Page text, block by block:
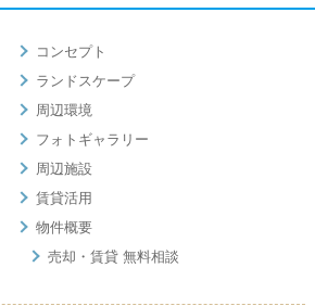
コンセプト
ランドスケープ
周辺環境
フォトギャラリー
周辺施設
賃貸活用
物件概要
売却・賃貸 無料相談